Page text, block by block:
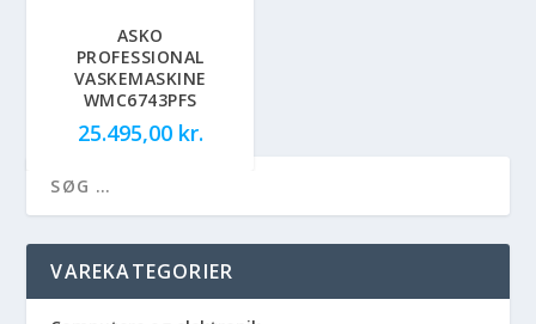
ASKO
PROFESSIONAL
VASKEMASKINE
WMC6743PFS
25.495,00 kr.
VAREKATEGORIER